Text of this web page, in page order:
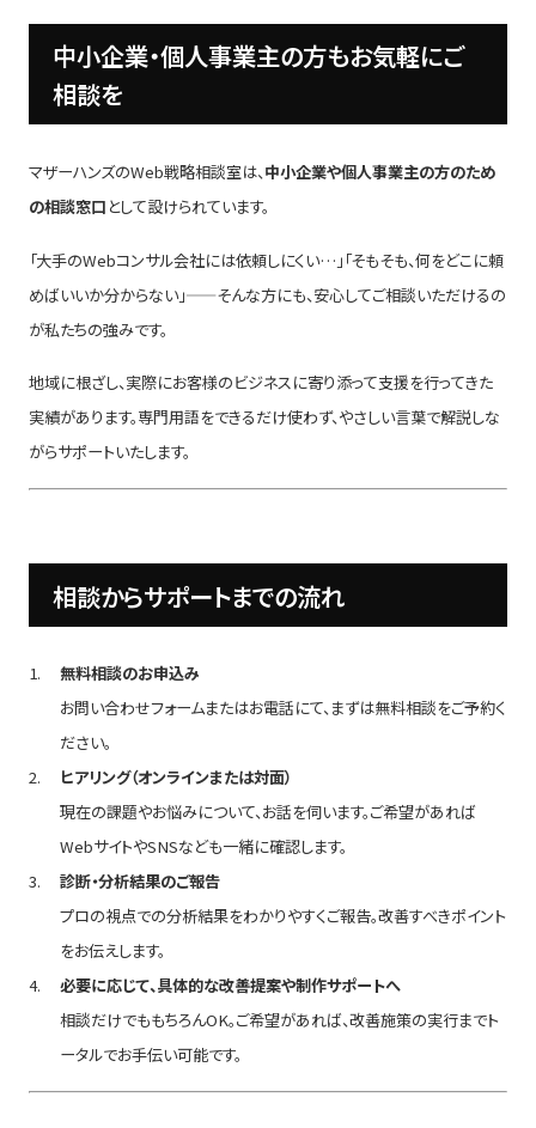
中小企業・個人事業主の方もお気軽にご
相談を
マザーハンズのWeb戦略相談室は、中小企業や個人事業主の方のため
の相談窓口 として設けられています。
「大手のWebコンサル会社には依頼しにくい…」「そもそも、何をどこに頼
めばいいか分からない」——そんな方にも、安心してご相談いただけるの
が私たちの強みです。
地域に根ざし、実際にお客様のビジネスに寄り添って支援を行ってきた
実績があります。専門用語をできるだけ使わず、やさしい言葉で解説しな
がらサポートいたします。
相談からサポートまでの流れ
無料相談のお申込み
お問い合わせフォームまたはお電話にて、まずは無料相談をご予約く
ださい。
ヒアリング（オンラインまたは対面）
現在の課題やお悩みについて、お話を伺います。ご希望があれば
WebサイトやSNSなども一緒に確認します。
診断・分析結果のご報告
プロの視点での分析結果をわかりやすくご報告。改善すべきポイント
をお伝えします。
必要に応じて、具体的な改善提案や制作サポートへ
相談だけでももちろんOK。ご希望があれば、改善施策の実行までト
ータルでお手伝い可能です。